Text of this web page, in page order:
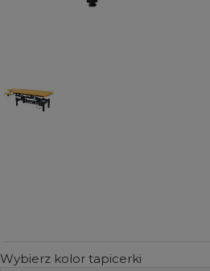
Wybierz kolor tapicerki